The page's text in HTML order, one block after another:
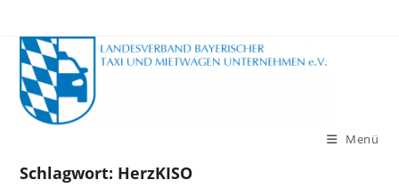
Inhalt
springen
Menü
Schlagwort: HerzKISO